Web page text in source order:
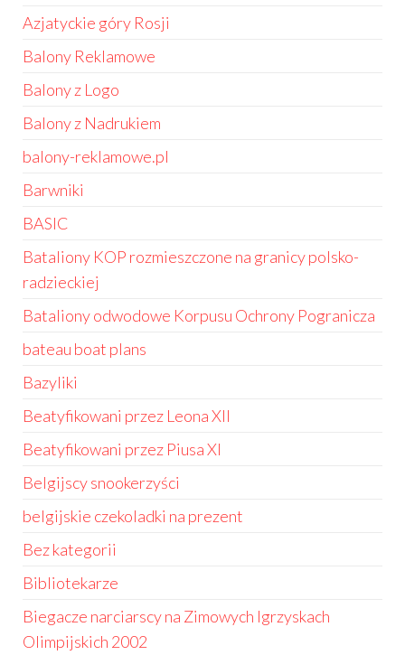
Azjatyckie góry Rosji
Balony Reklamowe
Balony z Logo
Balony z Nadrukiem
balony-reklamowe.pl
Barwniki
BASIC
Bataliony KOP rozmieszczone na granicy polsko-
radzieckiej
Bataliony odwodowe Korpusu Ochrony Pogranicza
bateau boat plans
Bazyliki
Beatyfikowani przez Leona XII
Beatyfikowani przez Piusa XI
Belgijscy snookerzyści
belgijskie czekoladki na prezent
Bez kategorii
Bibliotekarze
Biegacze narciarscy na Zimowych Igrzyskach
Olimpijskich 2002